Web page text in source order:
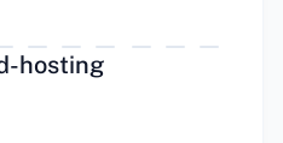
hosting